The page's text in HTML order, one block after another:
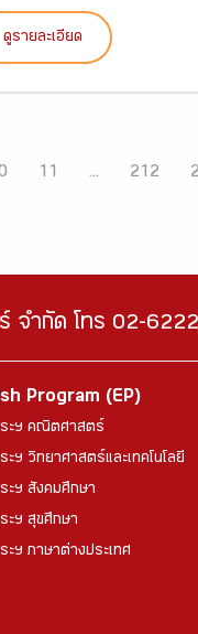
ดูรายละเอียด
11 ... 212
จำกัด โทร 02-
Program (EP)
ะฯ คณิตศาสตร์
ะฯ วิทยาศาสตร์และเทคโนโลยี
ะฯ สังคมศึกษา
ะฯ สุขศึกษา
ะฯ ภาษาต่างประเทศ